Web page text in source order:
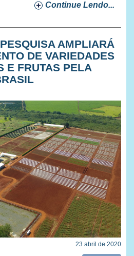
Continue Lendo...
AMPLIARÁ
DE VARIEDADES
E FRUTAS PELA
23 abril de 2020